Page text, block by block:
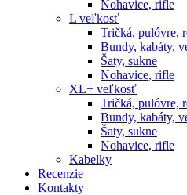
Nohavice, rifle
L veľkosť
Tričká, pulóvre,
Bundy, kabáty,
Šaty, sukne
Nohavice, rifle
XL+ veľkosť
Tričká, pulóvre,
Bundy, kabáty,
Šaty, sukne
Nohavice, rifle
Kabelky
Recenzie
Kontakty